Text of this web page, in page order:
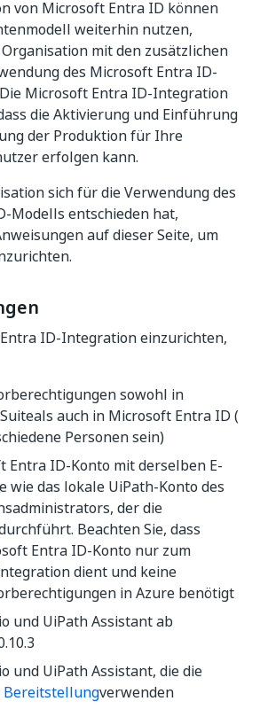
von Microsoft Entra ID können
weiterhin nutzen,
mit den zusätzlichen
des Microsoft Entra ID-
Microsoft Entra ID-Integration
die Aktivierung und Einführung
der Produktion für Ihre
erfolgen kann.
sich für die Verwendung des
Modells entschieden hat,
auf dieser Seite, um
ID-Integration einzurichten,
sowohl in
als auch in Microsoft Entra ID (
Personen sein)
Entra ID-Konto mit derselben E-
wie das lokale UiPath-Konto des
der die
Beachten Sie, dass
Entra ID-Konto nur zum
dient und keine
in Azure benötigt
und UiPath Assistant ab
und UiPath Assistant, die die
verwenden